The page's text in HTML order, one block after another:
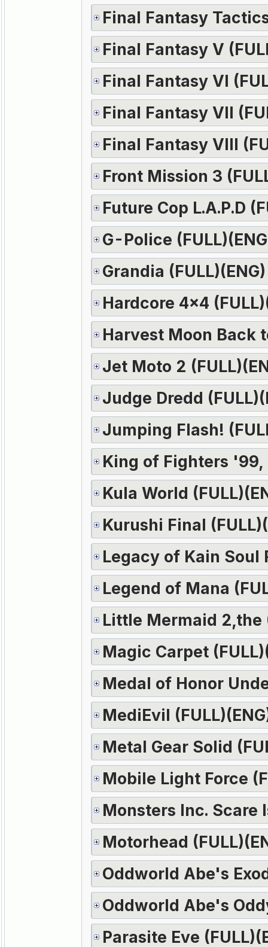
Final Fantasy
Final Fantasy V
Final Fantasy VI
Final Fantasy VII
Final Fantasy VIII
Front Mission 3
Future Cop L.A.P.D
G-Police
Grandia (FULL)(ENG)
Hardcore 4x4
Harvest Moon Back
Jet Moto 2
Judge Dredd
Jumping Flash!
King of Fighters '99,
Kula World
Kurushi Final
Legacy of Kain Soul
Legend of Mana
Little Mermaid 2,the
Magic Carpet
Medal of Honor
MediEvil
Metal Gear Solid
Mobile Light Force
Monsters Inc. Scare
Motorhead
Oddworld Abe's
Oddworld Abe's
Parasite Eve